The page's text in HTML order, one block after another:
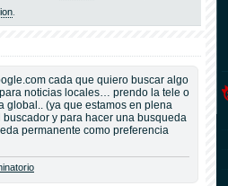
cada que quiero buscar algo
noticias locales… prendo la tele o
global.. (ya que estamos en plena
y para hacer una busqueda
permanente como preferencia